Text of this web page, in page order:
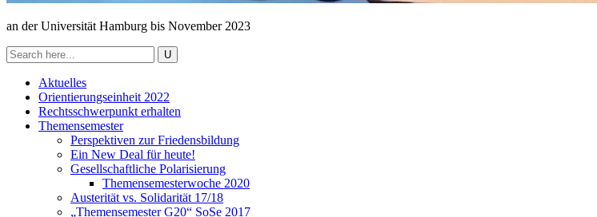
an der Universität Hamburg bis November 2023
Aktuelles
Orientierungseinheit 2022
Rechtsschwerpunkt erhalten
Themensemester
Perspektiven zur Friedensbildung
Ein New Deal für heute!
Gesellschaftliche Polarisierung
Themensemesterwoche 2020
Austerität vs. Solidarität 17/18
„Themensemester G20“ SoSe 2017